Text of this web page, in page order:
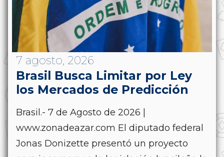
7 agosto, 2026
Brasil Busca Limitar por Ley
los Mercados de Predicción
Brasil.- 7 de Agosto de 2026 |
www.zonadeazar.com El diputado federal
Jonas Donizette presentó un proyecto